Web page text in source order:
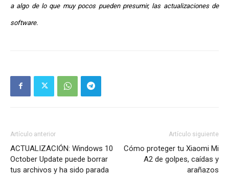
a algo de lo que muy pocos pueden presumir, las actualizaciones de
software.
Artículo anterior
ACTUALIZACIÓN: Windows 10
October Update puede borrar
tus archivos y ha sido parada
Artículo siguiente
Cómo proteger tu Xiaomi Mi
A2 de golpes, caídas y
arañazos